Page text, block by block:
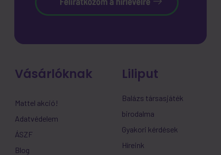
Vásárlóknak
Mattel akció!
Adatvédelem
ÁSZF
Blog
Liliput
Balázs társasjáték
birodalma
Gyakori kérdések
Híreink